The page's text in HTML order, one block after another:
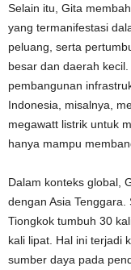
Selain itu, Gita
yang termanifestasi
peluang, serta
besar dan daerah
pembangunan
Indonesia, misalnya,
megawatt listrik untuk
hanya mampu
Dalam konteks global,
dengan Asia
Tiongkok tumbuh 30
kali lipat. Hal ini terjadi
sumber daya pada